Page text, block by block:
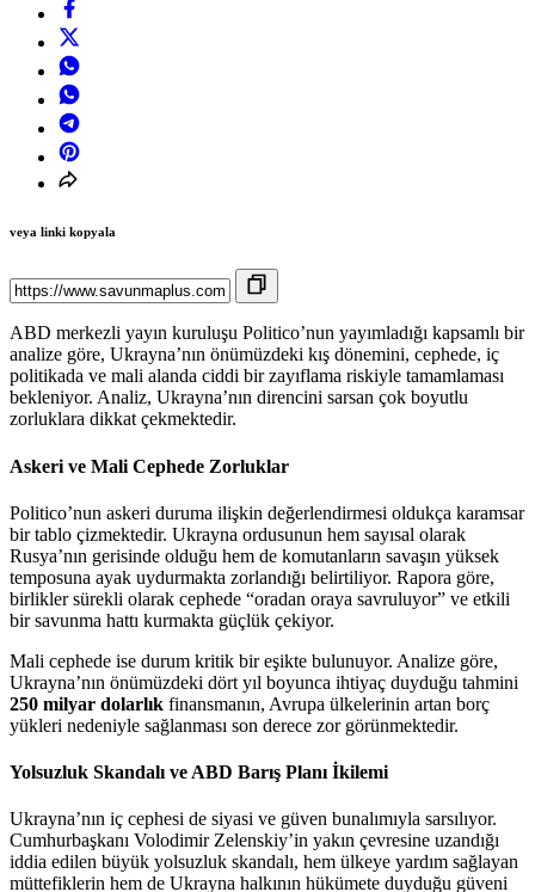
veya linki kopyala
ABD merkezli yayın kuruluşu Politico’nun yayımladığı kapsamlı bir
analize göre, Ukrayna’nın önümüzdeki kış dönemini, cephede, iç
politikada ve mali alanda ciddi bir zayıflama riskiyle tamamlaması
bekleniyor. Analiz, Ukrayna’nın direncini sarsan çok boyutlu
zorluklara dikkat çekmektedir.
Askeri ve Mali Cephede Zorluklar
Politico’nun askeri duruma ilişkin değerlendirmesi oldukça karamsar
bir tablo çizmektedir. Ukrayna ordusunun hem sayısal olarak
Rusya’nın gerisinde olduğu hem de komutanların savaşın yüksek
temposuna ayak uydurmakta zorlandığı belirtiliyor. Rapora göre,
birlikler sürekli olarak cephede “oradan oraya savruluyor” ve etkili
bir savunma hattı kurmakta güçlük çekiyor.
Mali cephede ise durum kritik bir eşikte bulunuyor. Analize göre,
Ukrayna’nın önümüzdeki dört yıl boyunca ihtiyaç duyduğu tahmini
250 milyar dolarlık finansmanın, Avrupa ülkelerinin artan borç
yükleri nedeniyle sağlanması son derece zor görünmektedir.
Yolsuzluk Skandalı ve ABD Barış Planı İkilemi
Ukrayna’nın iç cephesi de siyasi ve güven bunalımıyla sarsılıyor.
Cumhurbaşkanı Volodimir Zelenskiy’in yakın çevresine uzandığı
iddia edilen büyük yolsuzluk skandalı, hem ülkeye yardım sağlayan
müttefiklerin hem de Ukrayna halkının hükümete duyduğu güveni